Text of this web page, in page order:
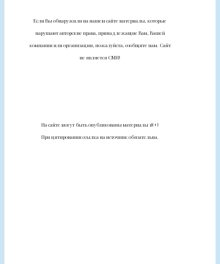
Если Вы обнаружили на нашем сайте материалы, которые
нарушают авторские права, принадлежащие Вам, Вашей
компании или организации, пожалуйста, сообщите нам. Сайт
не является СМИ!
На сайте могут быть опубликованы материалы 18+!
При цитировании ссылка на источник обязательна.